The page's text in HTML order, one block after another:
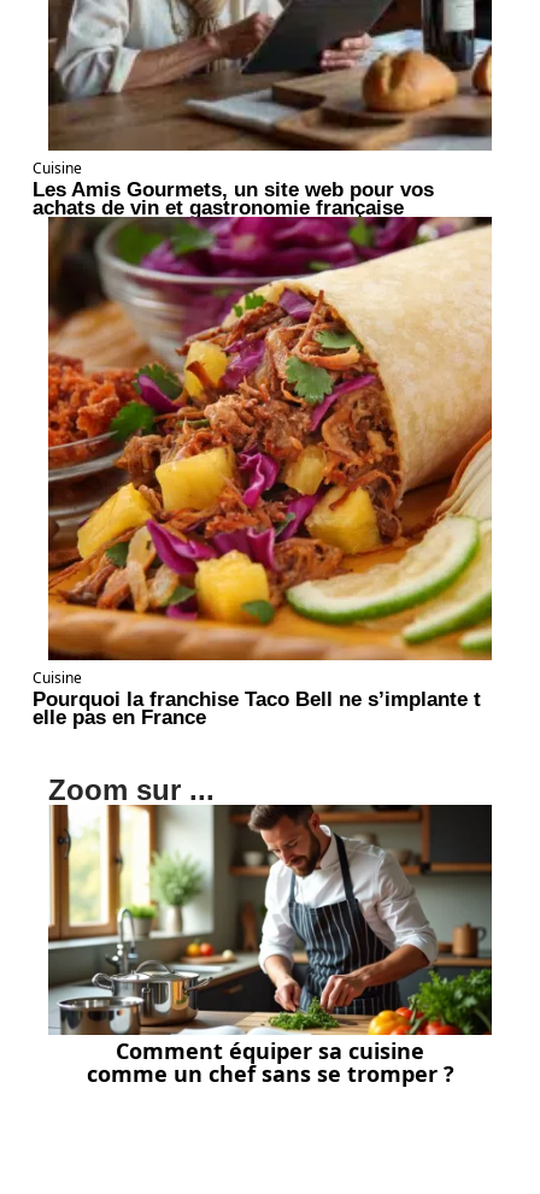
Cuisine
Les Amis Gourmets, un site web pour vos
achats de vin et gastronomie française
Cuisine
Pourquoi la franchise Taco Bell ne s’implante t
elle pas en France
Zoom sur ...
Comment équiper sa cuisine
comme un chef sans se tromper ?